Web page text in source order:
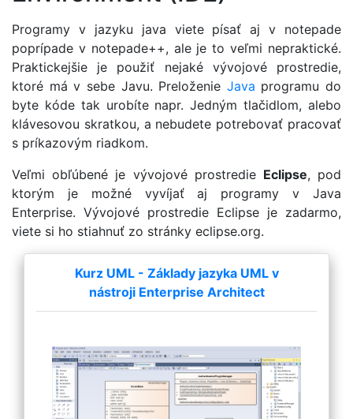
Programy v jazyku java viete písať aj v notepade
poprípade v notepade++, ale je to veľmi nepraktické.
Praktickejšie je použiť nejaké vývojové prostredie,
ktoré má v sebe Javu. Preloženie Java programu do
byte kóde tak urobíte napr. Jedným tlačidlom, alebo
klávesovou skratkou, a nebudete potrebovať pracovať
s príkazovým riadkom.
Veľmi obľúbené je vývojové prostredie Eclipse, pod
ktorým je možné vyvíjať aj programy v Java
Enterprise. Vývojové prostredie Eclipse je zadarmo,
viete si ho stiahnuť zo stránky eclipse.org.
Kurz UML - Základy jazyka UML v
nástroji Enterprise Architect